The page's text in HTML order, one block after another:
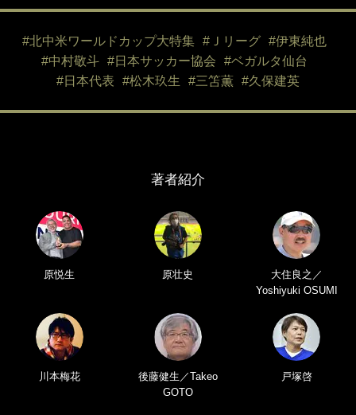
#北中米ワールドカップ大特集 #Ｊリーグ
#伊東純也
#中村敬斗
#日本サッカー協会
#ベガルタ仙台
#日本代表
#松木玖生 #三笘薫 #久保建英
著者紹介
原悦生 原壮史
大住良之／
Yoshiyuki OSUMI
川本梅花
後藤健生／Takeo
GOTO
戸塚啓